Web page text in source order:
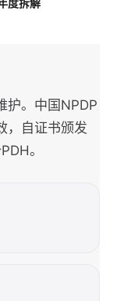
度拆解
护。中国NPDP
，自证书颁发
。